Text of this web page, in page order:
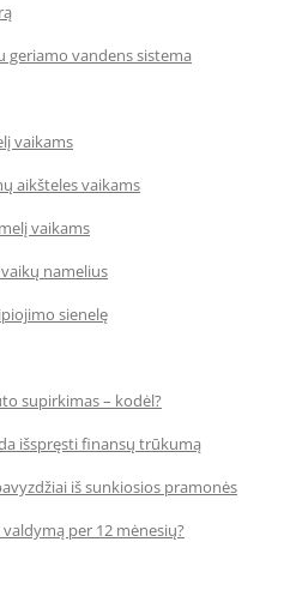
geriamo vandens sistema
vaikams
aikšteles vaikams
vaikams
namelius
sienelę
supirkimas – kodėl?
išspręsti finansų trūkumą
iš sunkiosios pramonės
per 12 mėnesių?